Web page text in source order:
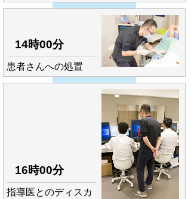
14時00分
患者さんへの処置
16時00分
指導医とのディスカ